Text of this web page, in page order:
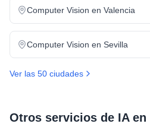
Computer Vision en Valencia
Computer Vision en Sevilla
Ver las 50 ciudades
Otros servicios de IA en